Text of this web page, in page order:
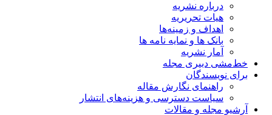
درباره نشریه
هیات تحریریه
اهداف و زمینه‌ها
بانک ها و نمایه نامه ها
آمار نشریه
خط‌مشی دبیری مجله
برای نویسندگان
راهنمای نگارش مقاله
سیاست دسترسی و هزینه‌های انتشار
آرشیو مجله و مقالات